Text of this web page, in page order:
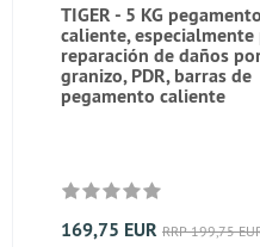
TIGER - 5 KG
caliente, especialmente
reparación de daños
granizo, PDR, barras de
pegamento caliente
169,75 EUR RRP 199,75